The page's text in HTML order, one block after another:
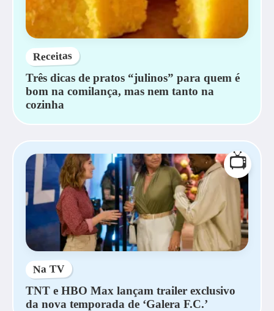
Receitas
Três dicas de pratos “julinos” para quem é
bom na comilança, mas nem tanto na
cozinha
📺
Na TV
TNT e HBO Max lançam trailer exclusivo
da nova temporada de ‘Galera F.C.’